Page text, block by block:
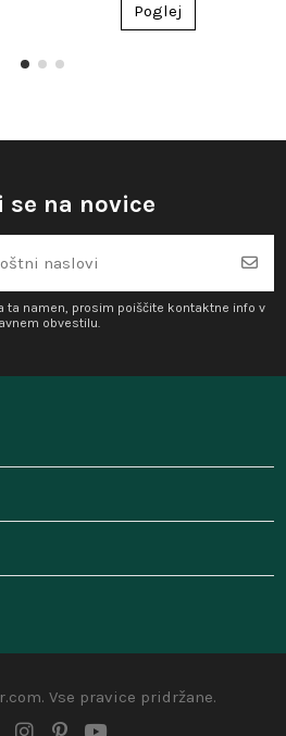
Poglej
se na novice
ta namen, prosim poiščite kontaktne info v
obvestilu.
Vse pravice pridržane.